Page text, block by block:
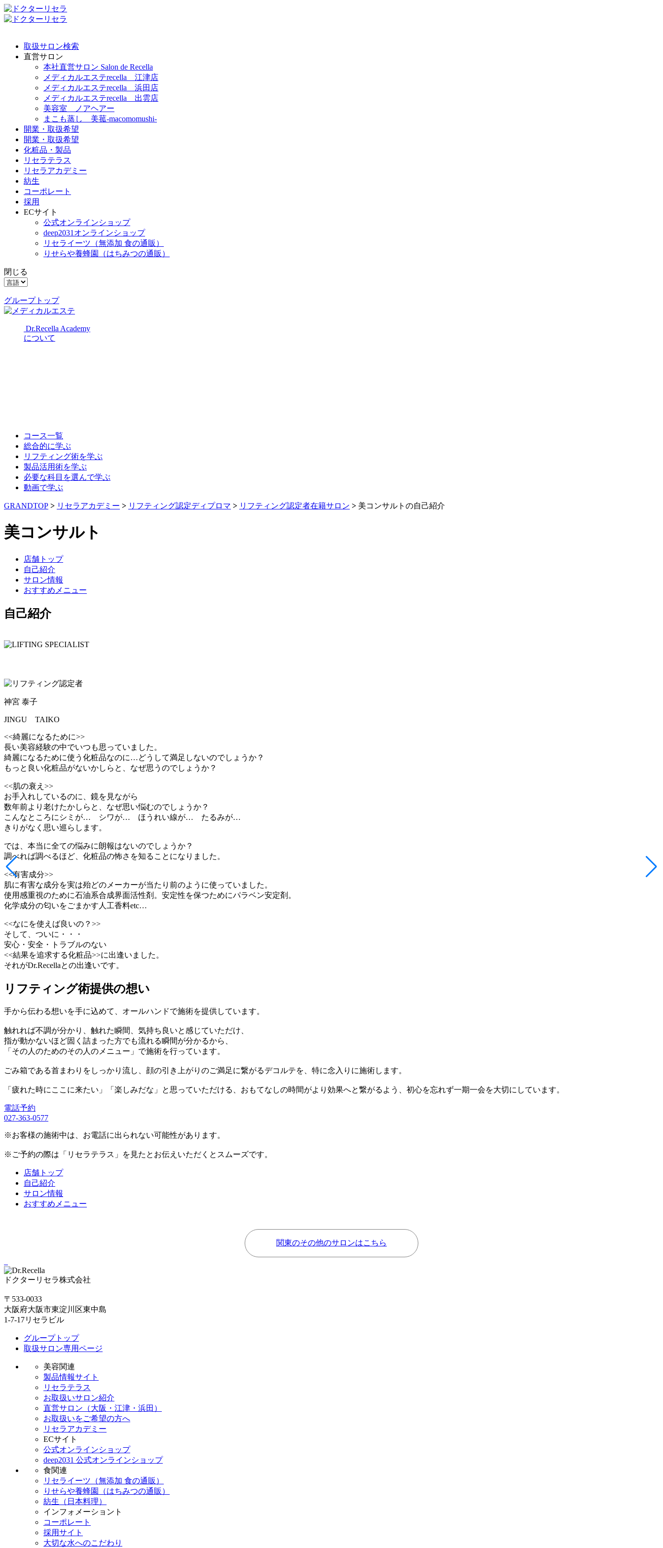
取扱サロン検索
直営サロン
本社直営サロン Salon de Recella
メディカルエステrecella 江津店
メディカルエステrecella 浜田店
メディカルエステrecella 出雲店
美容室 ノアヘアー
まこも蒸し 美菰-macomomushi-
開業・取扱希望
開業・取扱希望
化粧品・製品
リセラテラス
リセラアカデミー
紡生
コーポレート
採用
ECサイト
公式オンラインショップ
deep2031オンラインショップ
リセライーツ （無添加 食の通販）
りせらや養蜂園
（はちみつの通販）
閉じる
グループトップ
Dr.Recella Academy
について
コース一覧
総合的に学ぶ
リフティング術を学ぶ
製品活用術を学ぶ
必要な科目を選んで学ぶ
動画で学ぶ
GRANDTOP > リセラアカデミー > リフティング認定ディプロマ > リフティング認定者在籍サロン > 美コンサルトの自己紹介
美コンサルト
店舗トップ
自己紹介
サロン情報
おすすめメニュー
自己紹介
神宮 泰子
JINGU TAIKO
<<綺麗になるために>>
長い美容経験の中でいつも思っていました。
綺麗になるために使う化粧品なのに…どうして満足しないのでしょうか？
もっと良い化粧品がないかしらと、なぜ思うのでしょうか？
<<肌の衰え>>
お手入れしているのに、鏡を見ながら
数年前より老けたかしらと、なぜ思い悩むのでしょうか？
こんなところにシミが… シワが… ほうれい線が… たるみが…
きりがなく思い巡らします。
では、本当に全ての悩みに朗報はないのでしょうか？
調べれば調べるほど、化粧品の怖さを知ることになりました。
<<有害成分>>
肌に有害な成分を実は殆どのメーカーが当たり前のように使っていました。
使用感重視のために石油系合成界面活性剤。安定性を保つためにパラベン安定剤。
化学成分の匂いをごまかす人工香料etc…
<<なにを使えば良いの？>>
そして、ついに・・・
安心・安全・トラブルのない
<<結果を追求する化粧品>>に出逢いました。
それがDr.Recellaとの出逢いです。
リフティング術提供の想い
手から伝わる想いを手に込めて、オールハンドで施術を提供しています。
触れれば不調が分かり、触れた瞬間、気持ち良いと感じていただけ、
指が動かないほど固く詰まった方でも流れる瞬間が分かるから、
「その人のためのその人のメニュー」で施術を行っています。
ごみ箱である首まわりをしっかり流し、顔の引き上がりのご満足に繋がるデコルテを、特に念入りに施術します。
「疲れた時にここに来たい」「楽しみだな」と思っていただける、おもてなしの時間がより効果へと繋がるよう、初心を忘れず一期一会を大切にしています。
電話予約
027-363-0577
※お客様の施術中は、お電話に出られない可能性があります。
※ご予約の際は「リセラテラス」を見たとお伝えいただくとスムーズです。
店舗トップ
自己紹介
サロン情報
おすすめメニュー
関東のその他のサロンはこちら
ドクターリセラ株式会社
〒533-0033
大阪府大阪市東淀川区東中島
1-7-17リセラビル
グループトップ
取扱サロン専用ページ
美容関連
製品情報サイト
リセラテラス
お取扱いサロン紹介
直営サロン（大阪・江津・浜田）
お取扱いをご希望の方へ
リセラアカデミー
ECサイト
公式オンラインショップ
deep2031 公式オンラインショップ
食関連
リセライーツ（無添加 食の通販）
りせらや養蜂園（はちみつの通販）
紡生（日本料理）
インフォメーショント
コーポレート
採用サイト
大切な水へのこだわり